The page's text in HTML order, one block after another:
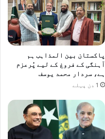
پاکستان بین المذاہب ہم
آہنگی کے فروغ کے لیے پُرعزم
ہے، سردار محمد یوسف
1 دن پہلے